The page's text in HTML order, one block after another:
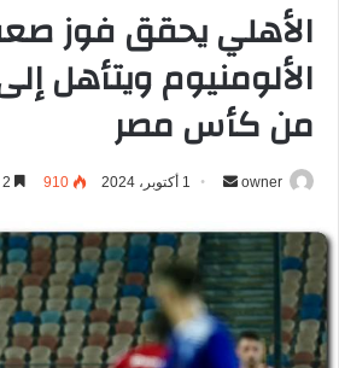
الأهلي يحقق فوز
من كأس مصر
owner
س
ل
ب
ر
1 أكتوبر، 2024 910